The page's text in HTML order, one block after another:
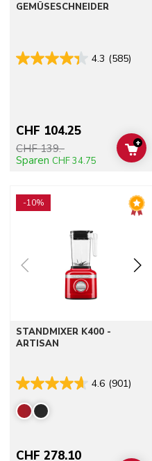
GEMÜSESCHNEIDER
4.3 (585)
CHF 104.25
CHF 139.-
Sparen CHF 34.75
+
-10%
STANDMIXER K400 -
ARTISAN
4.6 (901)
CHF 278.10